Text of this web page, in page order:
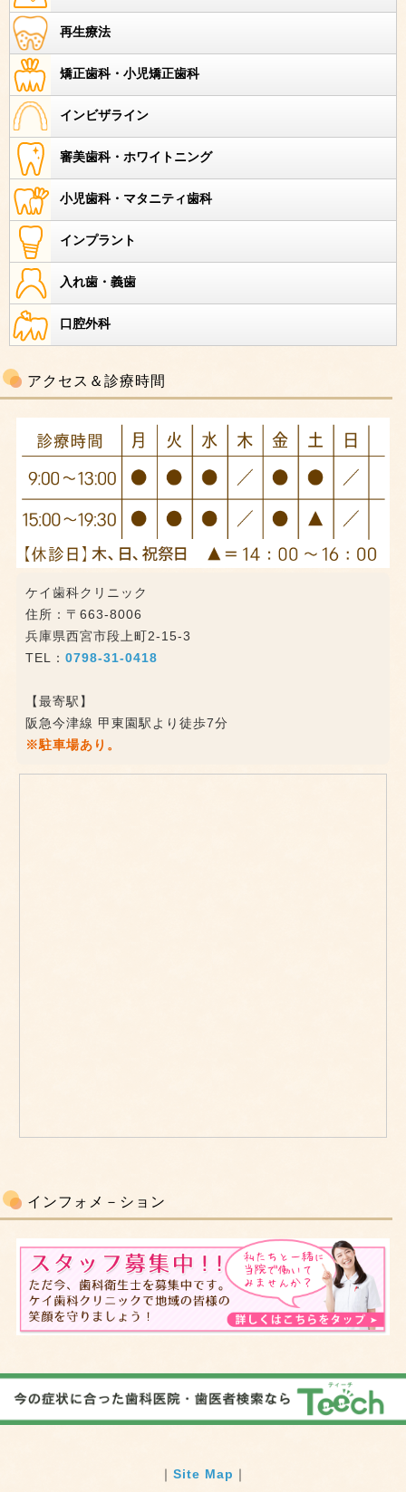
再生療法
矯正歯科・小児矯正歯科
インビザライン
審美歯科・ホワイトニング
小児歯科・マタニティ歯科
インプラント
入れ歯・義歯
口腔外科
アクセス＆診療時間
ケイ歯科クリニック
住所：〒663-8006
兵庫県西宮市段上町2-15-3
TEL： 0798-31-0418
【最寄駅】
阪急今津線 甲東園駅より徒歩7分
※駐車場あり。
インフォメ－ション
｜ Site Map ｜